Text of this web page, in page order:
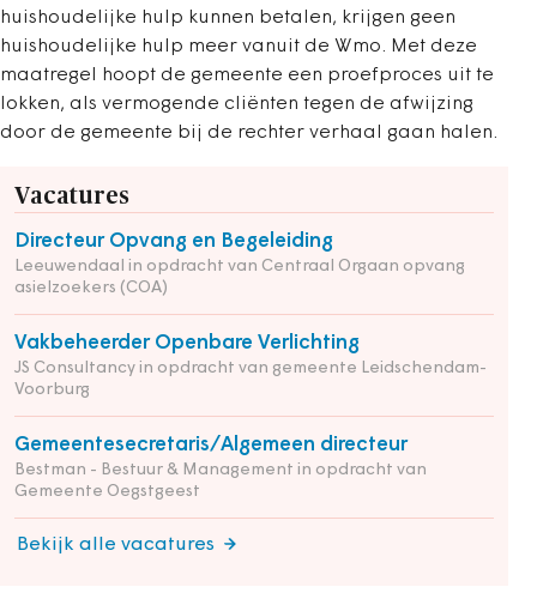
huishoudelijke hulp kunnen betalen, krijgen geen
huishoudelijke hulp meer vanuit de Wmo. Met deze
maatregel hoopt de gemeente een proefproces uit te
lokken, als vermogende cliënten tegen de afwijzing
door de gemeente bij de rechter verhaal gaan halen.
Vacatures
Directeur Opvang en Begeleiding
Leeuwendaal in opdracht van Centraal Orgaan opvang
asielzoekers (COA)
Vakbeheerder Openbare Verlichting
JS Consultancy in opdracht van gemeente Leidschendam-
Voorburg
Gemeentesecretaris/Algemeen directeur
Bestman - Bestuur & Management in opdracht van
Gemeente Oegstgeest
Bekijk alle vacatures